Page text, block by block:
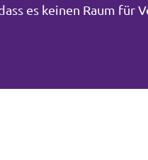
es keinen Raum für